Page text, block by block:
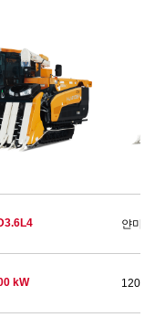
얀마
kW 120